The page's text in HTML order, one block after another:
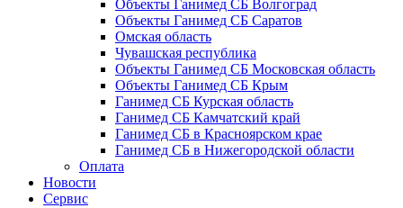
Объекты Ганимед СБ Волгоград
Объекты Ганимед СБ Саратов
Омская область
Чувашская республика
Объекты Ганимед СБ Московская область
Объекты Ганимед СБ Крым
Ганимед СБ Курская область
Ганимед СБ Камчатский край
Ганимед СБ в Красноярском крае
Ганимед СБ в Нижегородской области
Оплата
Новости
Сервис